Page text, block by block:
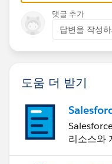
댓글 추가
답변을 작성
도움 더 받기
리소스와